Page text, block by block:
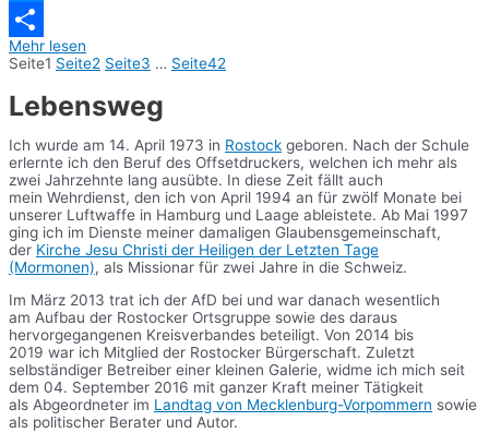
Messenger
Teilen
Mehr lesen
Seite1 Seite2 Seite3 … Seite42
Lebensweg
Ich wurde am 14. April 1973 in Rostock geboren. Nach der Schule
erlernte ich den Beruf des Offsetdruckers, welchen ich mehr als
zwei Jahrzehnte lang ausübte. In diese Zeit fällt auch
mein Wehrdienst, den ich von April 1994 an für zwölf Monate bei
unserer Luftwaffe in Hamburg und Laage ableistete. Ab Mai 1997
ging ich im Dienste meiner damaligen Glaubensgemeinschaft,
der Kirche Jesu Christi der Heiligen der Letzten Tage
(Mormonen), als Missionar für zwei Jahre in die Schweiz.
Im März 2013 trat ich der AfD bei und war danach wesentlich
am Aufbau der Rostocker Ortsgruppe sowie des daraus
hervorgegangenen Kreisverbandes beteiligt. Von 2014 bis
2019 war ich Mitglied der Rostocker Bürgerschaft. Zuletzt
selbständiger Betreiber einer kleinen Galerie, widme ich mich seit
dem 04. September 2016 mit ganzer Kraft meiner Tätigkeit
als Abgeordneter im Landtag von Mecklenburg-Vorpommern sowie
als politischer Berater und Autor.